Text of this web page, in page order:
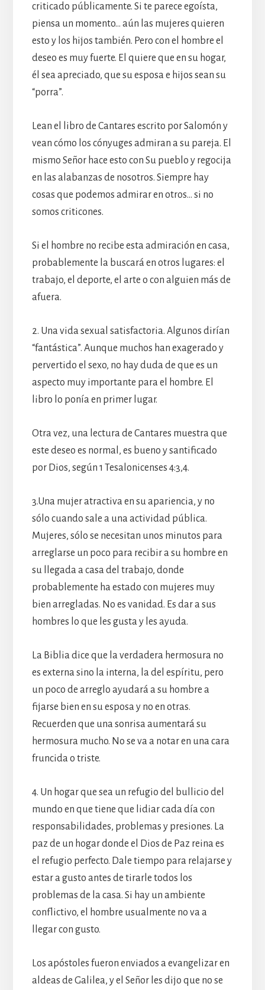
criticado públicamente. Si te parece egoísta,
piensa un momento… aún las mujeres quieren
esto y los hijos también. Pero con el hombre el
deseo es muy fuerte. El quiere que en su hogar,
él sea apreciado, que su esposa e hijos sean su
“porra”.
Lean el libro de Cantares escrito por Salomón y
vean cómo los cónyuges admiran a su pareja. El
mismo Señor hace esto con Su pueblo y regocija
en las alabanzas de nosotros. Siempre hay
cosas que podemos admirar en otros… si no
somos criticones.
Si el hombre no recibe esta admiración en casa,
probablemente la buscará en otros lugares: el
trabajo, el deporte, el arte o con alguien más de
afuera.
2. Una vida sexual satisfactoria. Algunos dirían
“fantástica”. Aunque muchos han exagerado y
pervertido el sexo, no hay duda de que es un
aspecto muy importante para el hombre. El
libro lo ponía en primer lugar.
Otra vez, una lectura de Cantares muestra que
este deseo es normal, es bueno y santificado
por Dios, según 1 Tesalonicenses 4:3,4.
3.Una mujer atractiva en su apariencia, y no
sólo cuando sale a una actividad pública.
Mujeres, sólo se necesitan unos minutos para
arreglarse un poco para recibir a su hombre en
su llegada a casa del trabajo, donde
probablemente ha estado con mujeres muy
bien arregladas. No es vanidad. Es dar a sus
hombres lo que les gusta y les ayuda.
La Biblia dice que la verdadera hermosura no
es externa sino la interna, la del espíritu, pero
un poco de arreglo ayudará a su hombre a
fijarse bien en su esposa y no en otras.
Recuerden que una sonrisa aumentará su
hermosura mucho. No se va a notar en una cara
fruncida o triste.
4. Un hogar que sea un refugio del bullicio del
mundo en que tiene que lidiar cada día con
responsabilidades, problemas y presiones. La
paz de un hogar donde el Dios de Paz reina es
el refugio perfecto. Dale tiempo para relajarse y
estar a gusto antes de tirarle todos los
problemas de la casa. Si hay un ambiente
conflictivo, el hombre usualmente no va a
llegar con gusto.
Los apóstoles fueron enviados a evangelizar en
aldeas de Galilea, y el Señor les dijo que no se